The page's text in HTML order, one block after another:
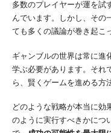
多数のプレイヤーが運を試
んでいます。しかし、その
ても多くの議論が巻き起こ
ギャンブルの世界は常に進
学ぶ必要があります。それ
ら、賢くゲームを進める方
どのような戦略が本当に効
のように実行すべきかにつ